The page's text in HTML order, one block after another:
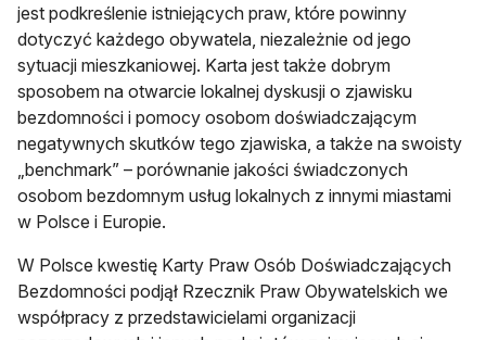
jest podkreślenie istniejących praw, które powinny
dotyczyć każdego obywatela, niezależnie od jego
sytuacji mieszkaniowej. Karta jest także dobrym
sposobem na otwarcie lokalnej dyskusji o zjawisku
bezdomności i pomocy osobom doświadczającym
negatywnych skutków tego zjawiska, a także na swoisty
„benchmark” – porównanie jakości świadczonych
osobom bezdomnym usług lokalnych z innymi miastami
w Polsce i Europie.
W Polsce kwestię Karty Praw Osób Doświadczających
Bezdomności podjął Rzecznik Praw Obywatelskich we
współpracy z przedstawicielami organizacji